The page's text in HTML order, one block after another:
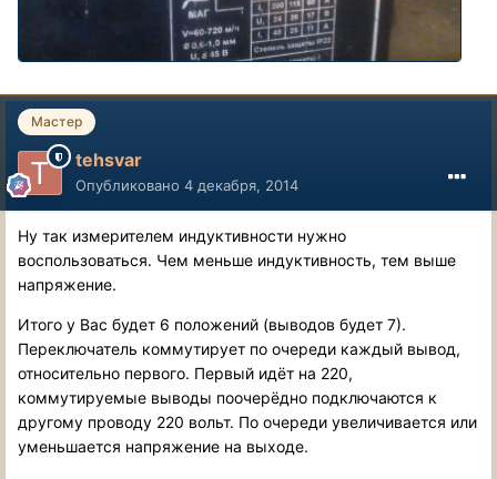
Мастер
tehsvar
Опубликовано 4 декабря, 2014
Ну так измерителем индуктивности нужно
воспользоваться. Чем меньше индуктивность, тем выше
напряжение.
Итого у Вас будет 6 положений (выводов будет 7).
Переключатель коммутирует по очереди каждый вывод,
относительно первого. Первый идёт на 220,
коммутируемые выводы поочерёдно подключаются к
другому проводу 220 вольт. По очереди увеличивается или
уменьшается напряжение на выходе.